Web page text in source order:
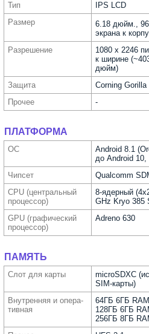
Тип
IPS LCD
Размер
6.18 дюйм.,
экрана к
Разре­шение
1080 x 2246
к ширине
дюйм)
Защита
Corning
Прочее
-
ПЛАТФОРМА
ОС
Android 8.1
до Android 10,
Чипсет
Qualcomm
CPU (централь­ный
процес­сор)
8-ядерный
GHz Kryo 385
GPU (графи­ческий
процес­сор)
Adreno 630
ПАМЯТЬ
Слот для карты
microSDXC
SIM-карты)
Внутрен­няя и опера­
тивная
64ГБ 6ГБ RAM
128ГБ 6ГБ
256ГБ 8ГБ